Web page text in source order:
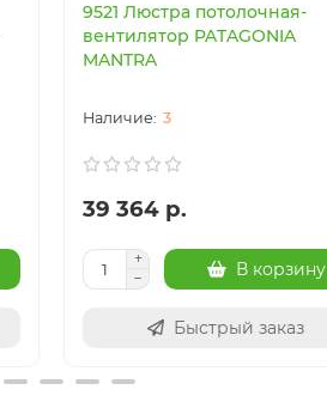
9521 Люстра потолочная-
вентилятор PATAGONIA
MANTRA
3
39 364 р.
В корзину
Быстрый заказ